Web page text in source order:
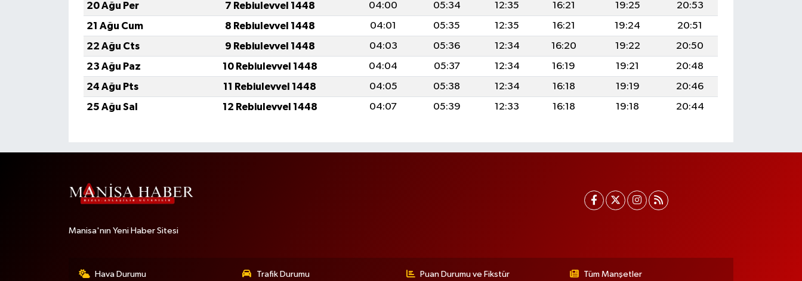
20 Ağu Per
7 Rebiulevvel 1448 04:00 05:34 12:35 16:21 19:25
20:53
21 Ağu Cum
8 Rebiulevvel 1448 04:01 05:35 12:35 16:21 19:24
20:51
22 Ağu Cts
9 Rebiulevvel 1448 04:03 05:36 12:34 16:20 19:22
20:50
23 Ağu Paz
10 Rebiulevvel 1448 04:04 05:37 12:34 16:19 19:21
20:48
24 Ağu Pts
11 Rebiulevvel 1448 04:05 05:38 12:34 16:18 19:19
20:46
25 Ağu Sal
12 Rebiulevvel 1448 04:07 05:39 12:33 16:18 19:18 20:44
Manisa'nın Yeni Haber Sitesi
Hava Durumu Trafik Durumu Puan Durumu ve Fikstür Tüm Manşetler